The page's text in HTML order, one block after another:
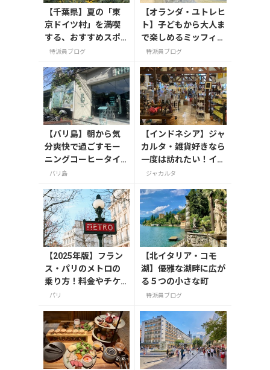
【千葉県】夏の「東
京ドイツ村」を満喫
する、おすすめスポ
ット3選
特派員ブログ
【オランダ・ユトレヒ
ト】子どもから大人ま
で楽しめるミッフィー
ミュージアム！街中に
トもご紹介
特派員ブログ
【バリ島】朝から気
分爽快で過ごすモー
ニングコーヒータイ
ム/サヌール
バリ島
【インドネシア】ジャ
カルタ・雑貨好きなら
一度は訪れたい！イン
ドネシアの魅力が詰ま
ジャカルタ
【2025年版】フラン
ス・パリのメトロの
乗り方！料金やチケ
ットの種類、注意点
パリ
【北イタリア・コモ
湖】優雅な湖畔に広が
る５つの小さな町
特派員ブログ